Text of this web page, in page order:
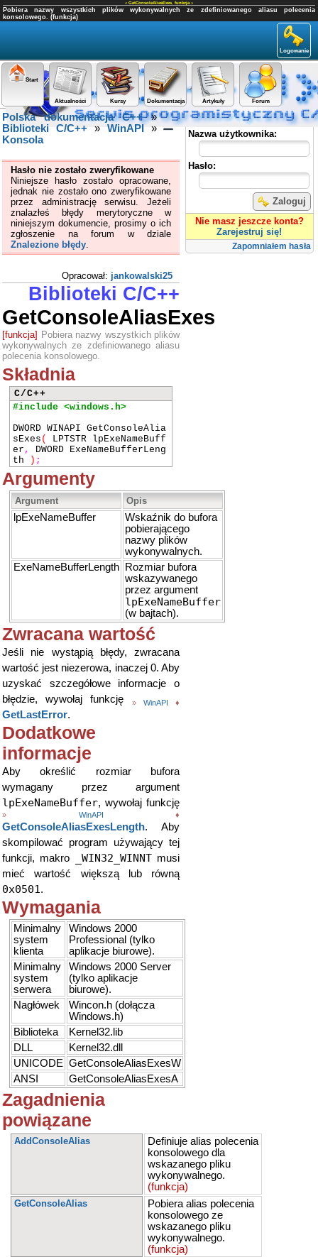
« GetConsoleAliasExes funkcja »
Pobiera nazwy wszystkich plików wykonywalnych ze zdefiniowanego aliasu polecenia
konsolowego. (funkcja)
Logowanie
Start
Aktualności Kursy Dokumentacja Artykuły Forum
Panel użytkownika
Nazwa użytkownika:
Hasło:
Zaloguj
Nie masz jeszcze konta?
Zarejestruj się!
Zapomniałem hasła
Polska dokumentacja C++»
Biblioteki C/C++ » WinAPI»
Konsola
Hasło nie zostało zweryfikowane
Niniejsze hasło zostało opracowane,
jednak nie zostało ono zweryfikowane
przez administrację serwisu. Jeżeli
znalazłeś błędy merytoryczne w
niniejszym dokumencie, prosimy o ich
zgłoszenie na forum w dziale
Znalezione błędy.
Opracował: jankowalski25
Biblioteki C/C++
GetConsoleAliasExes
[funkcja] Pobiera nazwy wszystkich plików
wykonywalnych ze zdefiniowanego aliasu
polecenia konsolowego.
Składnia
C/C++
#include <windows.h>
DWORD WINAPI GetConsoleAlia
sExes (
LPTSTR lpExeNameBuff
er ,
DWORD ExeNameBufferLeng
th
) ;
Argumenty
Argument Opis
lpExeNameBuffer
Wskaźnik do bufora
pobierającego
nazwy plików
wykonywalnych.
ExeNameBufferLength
Rozmiar bufora
wskazywanego
przez argument
lpExeNameBuffer
(w bajtach).
Zwracana wartość
Jeśli nie wystąpią błędy, zwracana
wartość jest niezerowa, inaczej 0. Aby
uzyskać szczegółowe informacje o
błędzie, wywołaj funkcję
» WinAPI ♦
GetLastError.
Dodatkowe
informacje
Aby określić rozmiar bufora
wymagany przez argument
lpExeNameBuffer, wywołaj funkcję
» WinAPI ♦
GetConsoleAliasExesLength. Aby
skompilować program używający tej
funkcji, makro
_WIN32_WINNTmusi
mieć wartość większą lub równą
0x0501 .
Wymagania
Minimalny
system
klienta
Windows 2000
Professional (tylko
aplikacje biurowe).
Minimalny
system
serwera
Windows 2000 Server
(tylko aplikacje
biurowe).
Nagłówek
Wincon.h (dołącza
Windows.h)
Biblioteka
Kernel32.lib
DLL
Kernel32.dll
UNICODE GetConsoleAliasExesW
ANSI
GetConsoleAliasExesA
Zagadnienia
powiązane
AddConsoleAlias
Definiuje alias polecenia
konsolowego dla
wskazanego pliku
wykonywalnego.
(funkcja)
GetConsoleAlias
Pobiera alias polecenia
konsolowego ze
wskazanego pliku
wykonywalnego.
(funkcja)